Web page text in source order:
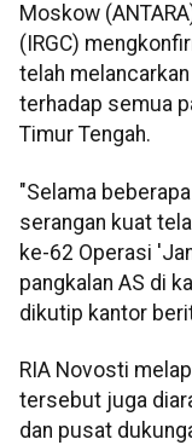
Moskow
(IRGC)
telah
terhadap semua
Timur Tengah.
"Selama
serangan kuat
ke-62 Operasi
pangkalan AS di
dikutip kantor
RIA Novosti
tersebut juga
dan pusat